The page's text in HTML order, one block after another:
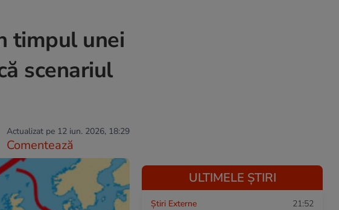
timpul unei
scenariul
Actualizat pe 12 iun. 2026, 18:29
Comentează
ULTIMELE ȘTIRI
Știri Externe 21:52